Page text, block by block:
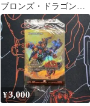
ブロンズ・ドラゴン
CLB日本語
¥3,000